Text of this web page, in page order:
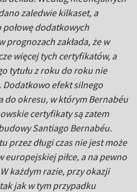
zaledwie kilkaset, a
dodatkowych
prognozach zakłada, że w
więcej tych certyfikatów, a
tytułu z roku do roku nie
Dodatkowo efekt silnego
do okresu, w którym Bernabéu
certyfikaty są zatem
Santiago Bernabéu.
przez długi czas nie jest może
europejskiej piłce, a na pewno
każdym razie, przy okazji
jak w tym przypadku